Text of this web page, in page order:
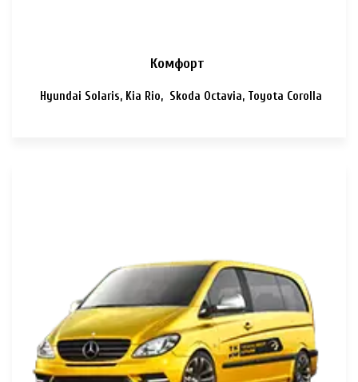
Комфорт
Hyundai Solaris, Kia Rio, Skoda Octavia, Toyota Corolla